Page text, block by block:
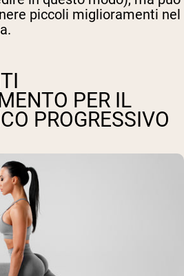
piccoli miglioramenti nel
PER IL
PROGRESSIVO